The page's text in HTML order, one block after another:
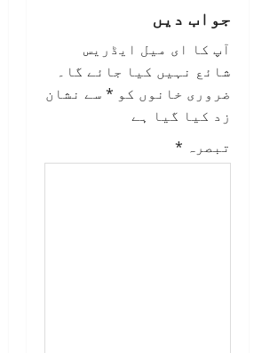
g
a
t
i
جواب دیں
آپ کا ای میل ایڈریس
شائع نہیں کیا جائے گا۔
ضروری خانوں کو * سے نشان
زد کیا گیا ہے
تبصرہ *